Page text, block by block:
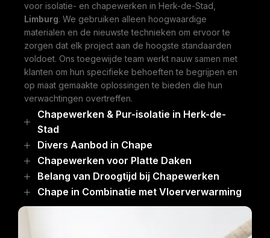
voor isolatie- en chapewerken in Herk-de-Stad,
Limburg. We gebruiken alleen hoogwaardige
materialen en de nieuwste technieken om ervoor te
zorgen dat elk project aan de hoogste standaarden
voldoet. Ons toegewijde team werkt nauw samen met
klanten om hun specifieke behoeften te begrijpen en
op maat gemaakte oplossingen te bieden die hun
verwachtingen overtreffen.
Chapewerken & Pur-isolatie in Herk-de-
Stad
Divers Aanbod in Chape
Chapewerken voor Platte Daken
Belang van Droogtijd bij Chapewerken
Chape in Combinatie met Vloerverwarming